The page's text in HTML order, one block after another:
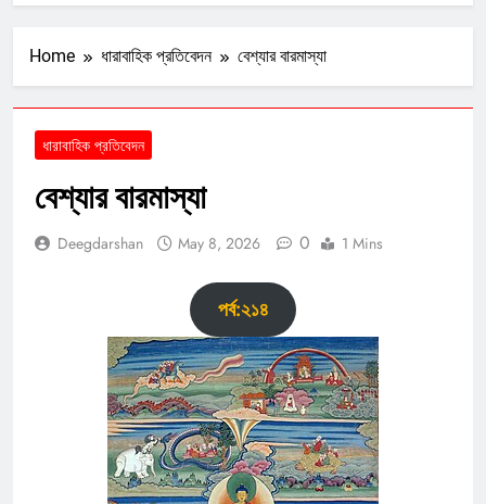
Home ধারাবাহিক প্রতিবেদন বেশ্যার বারমাস্যা
ধারাবাহিক প্রতিবেদন
বেশ্যার বারমাস্যা
Deegdarshan May 8, 2026 0 1 Mins
পর্ব:২১৪